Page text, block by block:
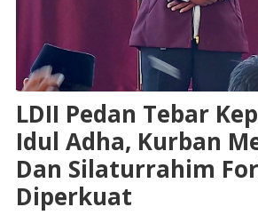
LDII Pedan Tebar
Idul Adha, Kurban
Dan Silaturrahim
Diperkuat